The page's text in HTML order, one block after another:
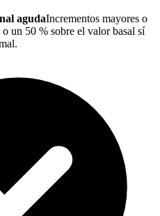
agudaIncrementos mayores o
un 50 % sobre el valor basal sí